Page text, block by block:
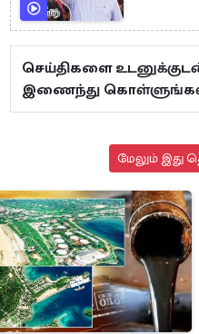
செய்திகளை
இணைந்து
மேலும் இது